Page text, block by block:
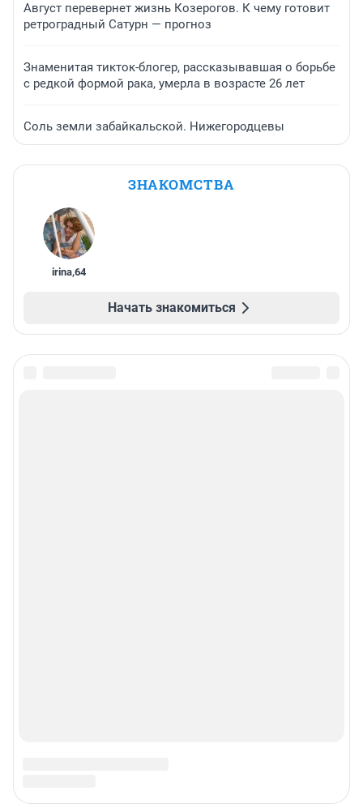
Август перевернет жизнь Козерогов. К чему готовит
ретроградный Сатурн — прогноз
Знаменитая тикток-блогер, рассказывавшая о борьбе
с редкой формой рака, умерла в возрасте 26 лет
Соль земли забайкальской. Нижегородцевы
ЗНАКОМСТВА
irina,64
Начать знакомиться